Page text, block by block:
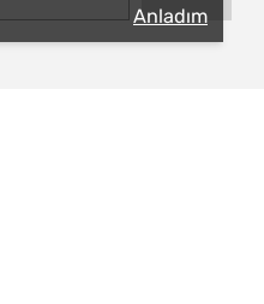
Anladım